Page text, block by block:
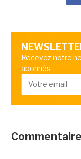
Recevez notre
abonnés
Commentaire